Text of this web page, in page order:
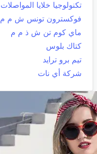
تكنولوجيا خلايا المواصلات
فوكسترون تونس ش م م
ماي كوم تن ش ذ م م
كتاك بلوس
تيم برو ترايد
شركة أي نات